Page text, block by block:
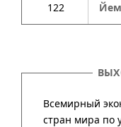
122
Всемирный
стран мира по